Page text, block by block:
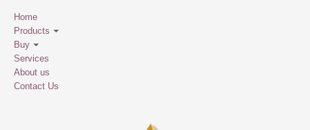
Home
Products
Buy
Services
About us
Contact Us